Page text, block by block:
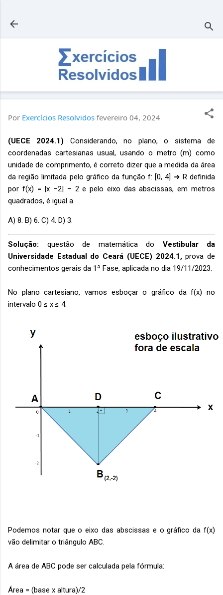
Por Exercícios Resolvidos fevereiro 04, 2024
(UECE 2024.1) Considerando, no plano, o sistema de
coordenadas cartesianas usual, usando o metro (m) como
unidade de comprimento, é correto dizer que a medida da área
da região limitada pelo gráfico da função f: [0, 4] ➜ R definida
por f(x) = |x –2| – 2 e pelo eixo das abscissas, em metros
quadrados, é igual a
A) 8. B) 6. C) 4. D) 3.
Solução: questão de matemática do Vestibular da
Universidade Estadual do Ceará (UECE) 2024.1,prova de
conhecimentos gerais da 1ª Fase, aplicada no dia 19/11/2023.
No plano cartesiano, vamos esboçar o gráfico da f(x) no
intervalo 0 ≤ x ≤ 4.
Podemos notar que o eixo das abscissas e o gráfico da f(x)
vão delimitar o triângulo ABC.
A área de ABC pode ser calculada pela fórmula:
Área = (base x altura)/2